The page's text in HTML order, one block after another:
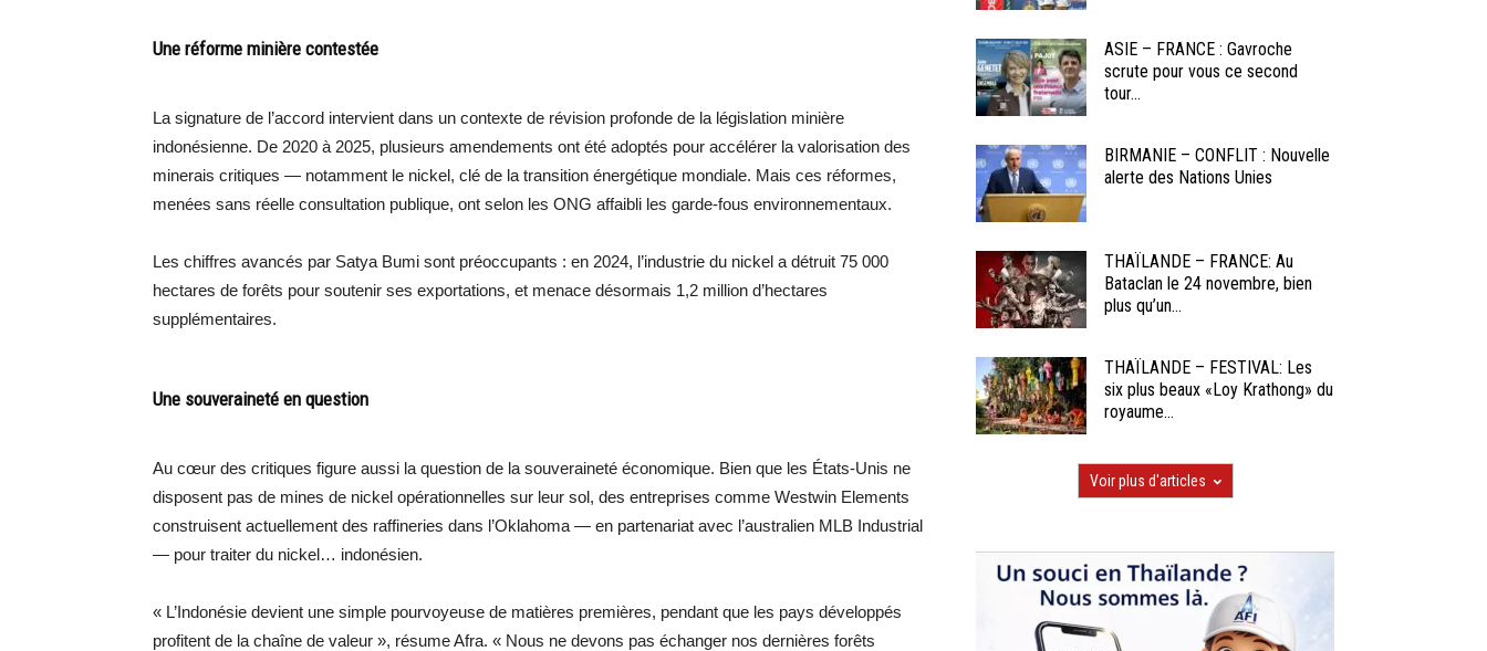
Une réforme minière contestée
La signature de l’accord intervient dans un contexte de révision profonde de la législation minière
indonésienne. De 2020 à 2025, plusieurs amendements ont été adoptés pour accélérer la valorisation des
minerais critiques — notamment le nickel, clé de la transition énergétique mondiale. Mais ces réformes,
menées sans réelle consultation publique, ont selon les ONG affaibli les garde-fous environnementaux.
Les chiffres avancés par Satya Bumi sont préoccupants : en 2024, l’industrie du nickel a détruit 75 000
hectares de forêts pour soutenir ses exportations, et menace désormais 1,2 million d’hectares
supplémentaires.
Une souveraineté en question
Au cœur des critiques figure aussi la question de la souveraineté économique. Bien que les États-Unis ne
disposent pas de mines de nickel opérationnelles sur leur sol, des entreprises comme Westwin Elements
construisent actuellement des raffineries dans l’Oklahoma — en partenariat avec l’australien MLB Industrial
— pour traiter du nickel… indonésien.
« L’Indonésie devient une simple pourvoyeuse de matières premières, pendant que les pays développés
profitent de la chaîne de valeur », résume Afra. « Nous ne devons pas échanger nos dernières forêts
ASIE – FRANCE : Gavroche
scrute pour vous ce second
tour...
BIRMANIE – CONFLIT : Nouvelle
alerte des Nations Unies
THAÏLANDE – FRANCE: Au
Bataclan le 24 novembre, bien
plus qu’un...
THAÏLANDE – FESTIVAL: Les
six plus beaux «Loy Krathong» du
royaume...
Voir plus d'articles